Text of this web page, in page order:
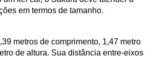
em termos de tamanho.
metros de comprimento, 1,47 metro
de altura. Sua distância entre-eixos